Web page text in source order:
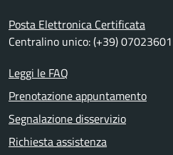
Posta Elettronica Certificata
Centralino unico: (+39) 07023601
Leggi le FAQ
Prenotazione appuntamento
Segnalazione disservizio
Richiesta assistenza